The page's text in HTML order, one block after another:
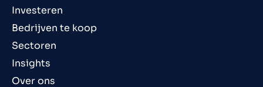
Investeren
Bedrijven te koop
Sectoren
Insights
Over ons